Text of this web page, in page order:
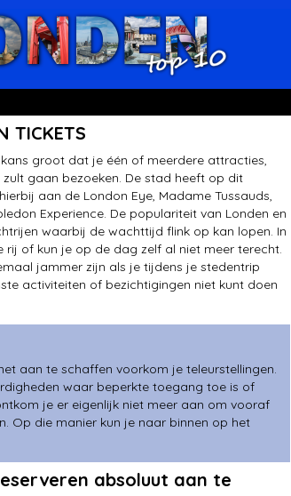
TICKETS
groot dat je één of meerdere attracties,
gaan bezoeken. De stad heeft op dit
aan de London Eye, Madame Tussauds,
Experience. De populariteit van Londen en
waarbij de wachttijd flink op kan lopen. In
rij of kun je op de dag zelf al niet meer terecht.
jammer zijn als je tijdens je stedentrip
activiteiten of bezichtigingen niet kunt doen
aan te schaffen voorkom je teleurstellingen.
waar beperkte toegang toe is of
je er eigenlijk niet meer aan om vooraf
Op die manier kun je naar binnen op het
absoluut aan te